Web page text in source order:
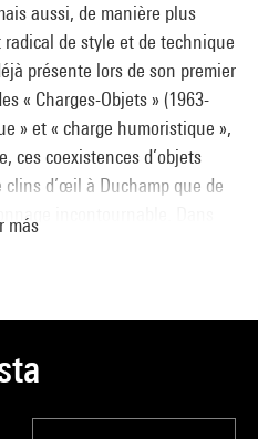
aussi, de manière plus
de style et de technique
présente lors de son premier
« Charges-Objets » (1963-
» et « charge humoristique »,
ces coexistences d’objets
d’œil à Duchamp que de
incontournable. Dans
objet culte d’une histoire
du côté du visuel que
de la forme, voire de
más